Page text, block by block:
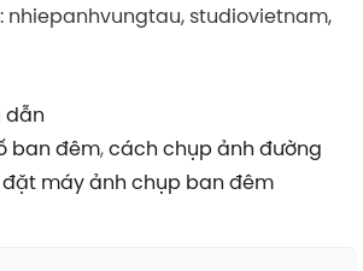
nhiepanhvungtau, studiovietnam,
dẫn
ban đêm,cách chụp ảnh đường
máy ảnh chụp ban đêm